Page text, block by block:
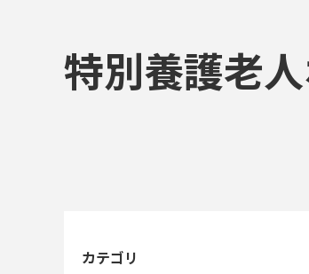
特別養護老
カテゴリ